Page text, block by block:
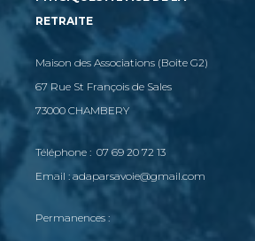
RETRAITE
Maison des Associations (Boite G2)
67 Rue St François de Sales
73000 CHAMBERY
Téléphone : 07 69 20 72 13
Email : adaparsavoie@gmail.com
Permanences :